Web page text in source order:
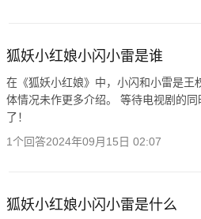
狐妖小红娘小闪小雷是谁
在《狐妖小红娘》中，小闪和小雷是
体情况未作更多介绍。 等待电视剧的
了！
1个回答2024年09月15日 02:07
狐妖小红娘小闪小雷是什么